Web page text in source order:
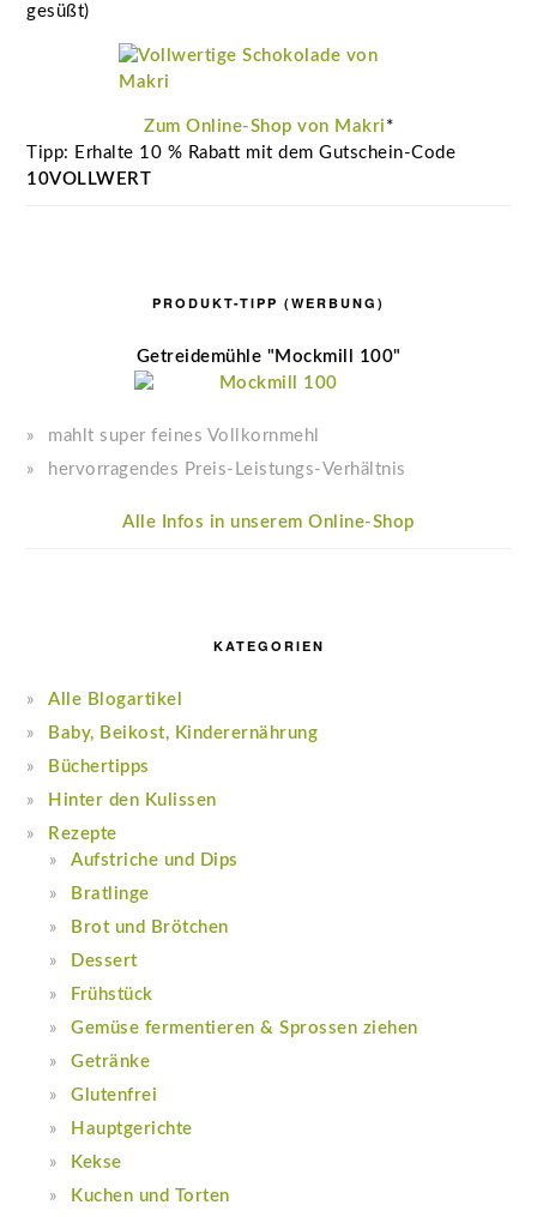
gesüßt)
Zum Online-Shop von Makri *
Tipp: Erhalte 10 % Rabatt mit dem Gutschein-Code
10VOLLWERT
PRODUKT-TIPP (WERBUNG)
Getreidemühle "Mockmill 100"
mahlt super feines Vollkornmehl
hervorragendes Preis-Leistungs-Verhältnis
Alle Infos in unserem Online-Shop
KATEGORIEN
Alle Blogartikel
Baby, Beikost, Kinderernährung
Büchertipps
Hinter den Kulissen
Rezepte
Aufstriche und Dips
Bratlinge
Brot und Brötchen
Dessert
Frühstück
Gemüse fermentieren & Sprossen ziehen
Getränke
Glutenfrei
Hauptgerichte
Kekse
Kuchen und Torten